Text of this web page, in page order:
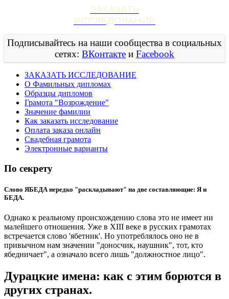
ЗАКАЗАТЬ
ИССЛЕДОВАНИЕ
Подписывайтесь на наши сообщества в социальных
сетях: ВКонтакте и Facebook
ЗАКАЗАТЬ ИССЛЕДОВАНИЕ
О Фамильных дипломах
Образцы дипломов
Грамота "Возрождение"
Значение фамилии
Как заказать исследование
Оплата заказа онлайн
Свадебная грамота
Электронные варианты
По секрету
Слово ЯБЕДА нередко "раскладывают" на две составляющие: Я и
БЕДА.
Однако к реальному происхождению слова это не имеет ни
малейшего отношения. Уже в XIII веке в русских грамотах
встречается слово 'ябетник'. Но употреблялось оно не в
привычном нам значении "доносчик, наушник", тот, кто
ябедничает", а означало всего лишь "должностное лицо".
Дурацкие имена: как с этим борются в
других странах.